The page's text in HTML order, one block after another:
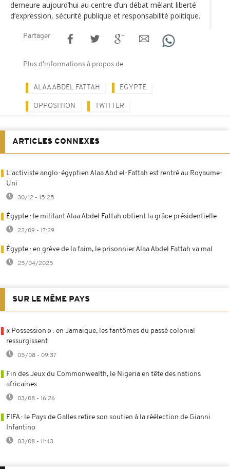
demeure aujourd’hui au centre d’un débat mêlant liberté
d’expression, sécurité publique et responsabilité politique.
Partager
Plus d'informations à propos de
ALAA ABDEL FATTAH EGYPTE
OPPOSITION TWITTER
ARTICLES CONNEXES
L'activiste anglo-égyptien Alaa Abd el-Fattah est rentré au Royaume-
Uni
30/12 - 15:25
Égypte : le militant Alaa Abdel Fattah obtient la grâce présidentielle
22/09 - 17:29
Égypte : en grève de la faim, le prisonnier Alaa Abdel Fattah va mal
25/04/2025
SUR LE MÊME PAYS
« Possession » : en Jamaïque, les fantômes du passé colonial
ressurgissent
05/08 - 09:37
Fin des Jeux du Commonwealth, le Nigeria en tête des nations
africaines
03/08 - 16:26
FIFA : le Pays de Galles retire son soutien à la réélection de Gianni
Infantino
03/08 - 11:43